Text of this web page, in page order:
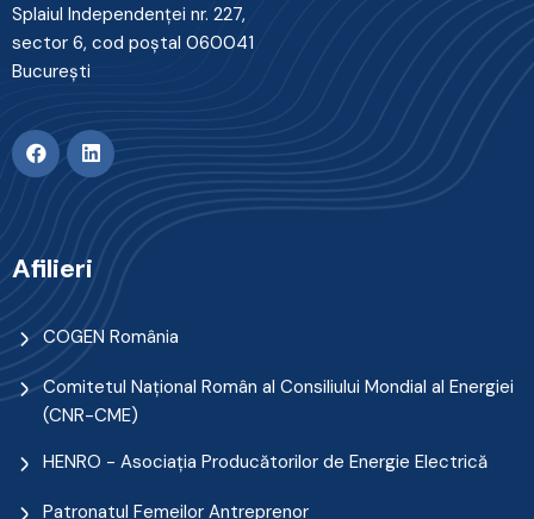
Splaiul Independenţei nr. 227,
sector 6, cod poştal 060041
Bucureşti
Afilieri
COGEN România
Comitetul Naţional Român al Consiliului Mondial al Energiei
(CNR-CME)
HENRO - Asociația Producătorilor de Energie Electrică
Patronatul Femeilor Antreprenor